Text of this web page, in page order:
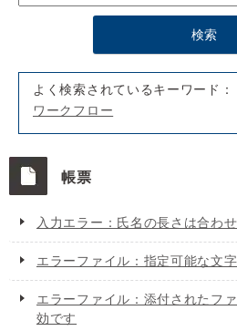
よく検索されているキーワード：
ワークフロー
帳票
入力エラー：氏名の長さは合わ
エラーファイル：指定可能な文
エラーファイル：添付されたフ
効です